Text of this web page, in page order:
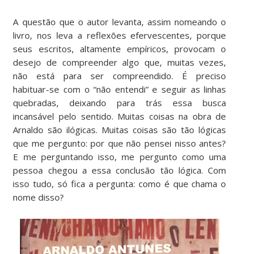
A questão que o autor levanta, assim nomeando o
livro, nos leva a reflexões efervescentes, porque
seus escritos, altamente empíricos, provocam o
desejo de compreender algo que, muitas vezes,
não está para ser compreendido. É preciso
habituar-se com o “não entendi” e seguir as linhas
quebradas, deixando para trás essa busca
incansável pelo sentido. Muitas coisas na obra de
Arnaldo são ilógicas. Muitas coisas são tão lógicas
que me pergunto: por que não pensei nisso antes?
E me perguntando isso, me pergunto como uma
pessoa chegou a essa conclusão tão lógica. Com
isso tudo, só fica a pergunta: como é que chama o
nome disso?